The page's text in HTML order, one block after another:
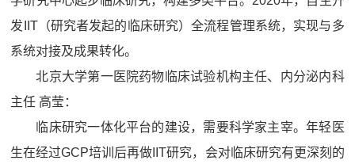
发IIT（研究者发起的临床研究）全流程管理系统，实现与多
系统对接及成果转化。
北京大学第一医院药物临床试验机构主任、内分泌内科
主任 高莹：
临床研究一体化平台的建设，需要科学家主宰。年轻医
生在经过GCP培训后再做IIT研究，会对临床研究有更深刻的